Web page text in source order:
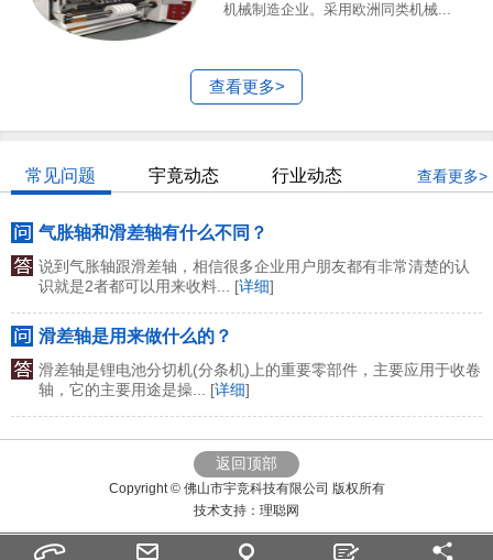
机械制造企业。采用欧洲同类机械...
查看更多>
常见问题 宇竟动态 行业动态 查看更多>
气胀轴和滑差轴有什么不同？
说到气胀轴跟滑差轴，相信很多企业用户朋友都有非常清楚的认
识就是2者都可以用来收料... [详细]
滑差轴是用来做什么的？
滑差轴是锂电池分切机(分条机)上的重要零部件，主要应用于收卷
轴，它的主要用途是操... [详细]
返回顶部
Copyright © 佛山市宇竞科技有限公司 版权所有
技术支持： 理聪网